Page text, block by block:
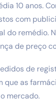
10 anos.
com
do remédio.
de preço
de
que as
mercado.